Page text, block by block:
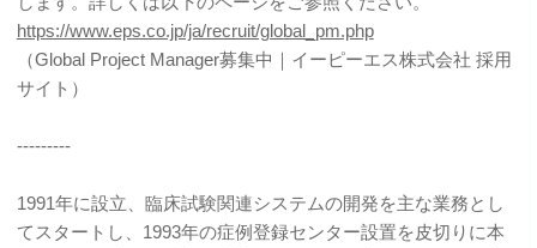
https://www.eps.co.jp/ja/recruit/global_pm.php
（Global Project Manager募集中｜イーピーエス株式会社 採用
サイト）
---------
1991年に設立、臨床試験関連システムの開発を主な業務とし
てスタートし、1993年の症例登録センター設置を皮切りに本